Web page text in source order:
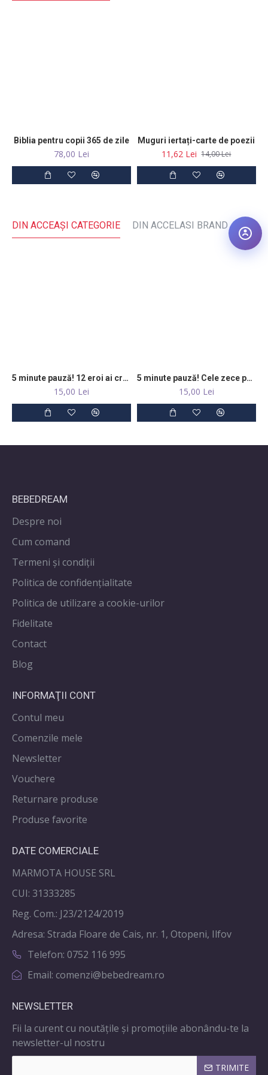
Biblia pentru copii 365 de zile
78,00 Lei
Muguri iertați-carte de poezii
11,62 Lei 14,00 Lei
DIN ACCEAŞI CATEGORIE DIN ACCELASI BRAND
5 minute pauză! 12 eroi ai credinței
15,00 Lei
5 minute pauză! Cele zece porunci
15,00 Lei
BEBEDREAM
Despre noi
Cum comand
Termeni și condiții
Politica de confidenţialitate
Politica de utilizare a cookie-urilor
Fidelitate
Contact
Blog
INFORMAŢII CONT
Contul meu
Comenzile mele
Newsletter
Vouchere
Returnare produse
Produse favorite
DATE COMERCIALE
MARMOTA HOUSE SRL
CUI: 31333285
Reg. Com.: J23/2124/2019
Adresa: Strada Floare de Cais, nr. 1, Otopeni, Ilfov
Telefon: 0752 116 995
Email: comenzi@bebedream.ro
NEWSLETTER
Fii la curent cu noutățile și promoțiile abonându-te la
newsletter-ul nostru
TRIMITE